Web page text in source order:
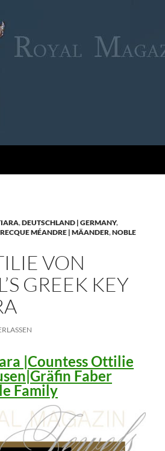
,DEUTSCHLAND | GERMANY,
MÉANDRE | MÄANDER,NOBLE
VON
GREEK KEY
|Countess Ottilie
Faber
Family